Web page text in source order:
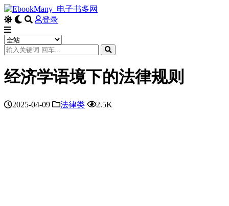
登录
经济学语境下的法律规则
2025-04-09 法律类 2.5K